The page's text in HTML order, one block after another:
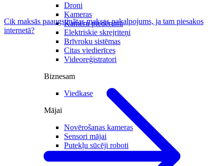
Droni
Kameras
Kameru piederumi
Elektriskie skrejriteņi
Brīvroku sistēmas
Citas viedierīces
Videoreģistratori
Biznesam
Viedkase
Mājai
Novērošanas kameras
Sensori mājai
Putekļu sūcēji roboti
Cik maksās paaugstinātas maksas pakalpojums, ja tam piesakos
internetā?